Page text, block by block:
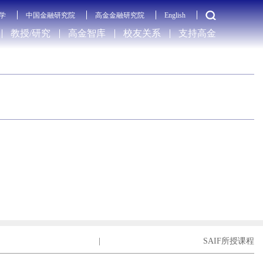
中国金融研究院 高金金融研究院 English
教授/研究 高金智库 校友关系 支持高金
SAIF所授课程